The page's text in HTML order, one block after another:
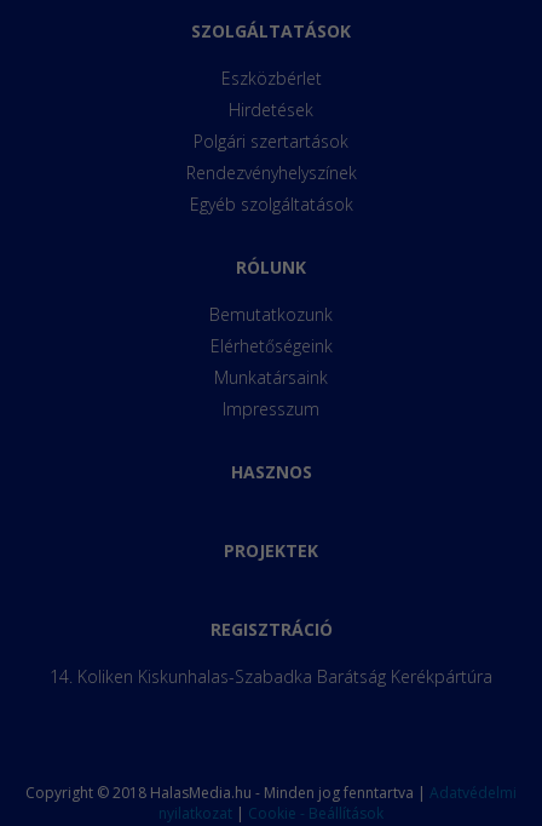
SZOLGÁLTATÁSOK
Eszközbérlet
Hirdetések
Polgári szertartások
Rendezvényhelyszínek
Egyéb szolgáltatások
RÓLUNK
Bemutatkozunk
Elérhetőségeink
Munkatársaink
Impresszum
HASZNOS
PROJEKTEK
REGISZTRÁCIÓ
14. Koliken Kiskunhalas-Szabadka Barátság Kerékpártúra
Copyright © 2018 HalasMedia.hu - Minden jog fenntartva | Adatvédelmi
nyilatkozat
Cookie - Beállítások